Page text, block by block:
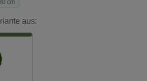
cm
aus: